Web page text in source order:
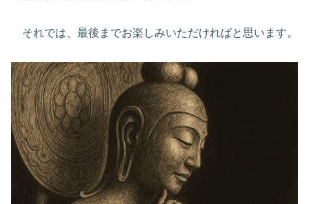
それでは、最後までお楽しみいただければと思います。